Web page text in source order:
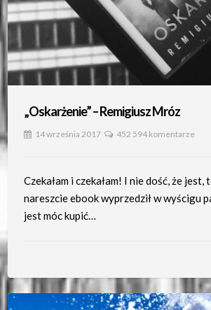
„Oskarżenie” – Remigiusz Mróz
14 września 2017 452 594 komentarze
Czekałam i czekałam! I nie dość, że jest,
nareszcie ebook wyprzedził w wyścigu
jest móc kupić…